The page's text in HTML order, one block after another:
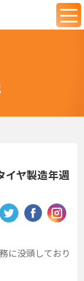
イヤ製造年週
に没頭しており